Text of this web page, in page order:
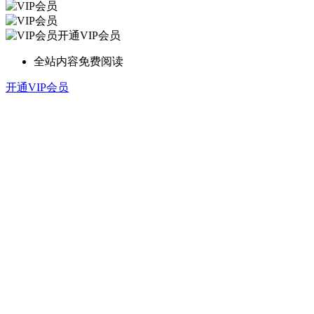
开通VIP会员
全站内容免费阅读
开通VIP会员